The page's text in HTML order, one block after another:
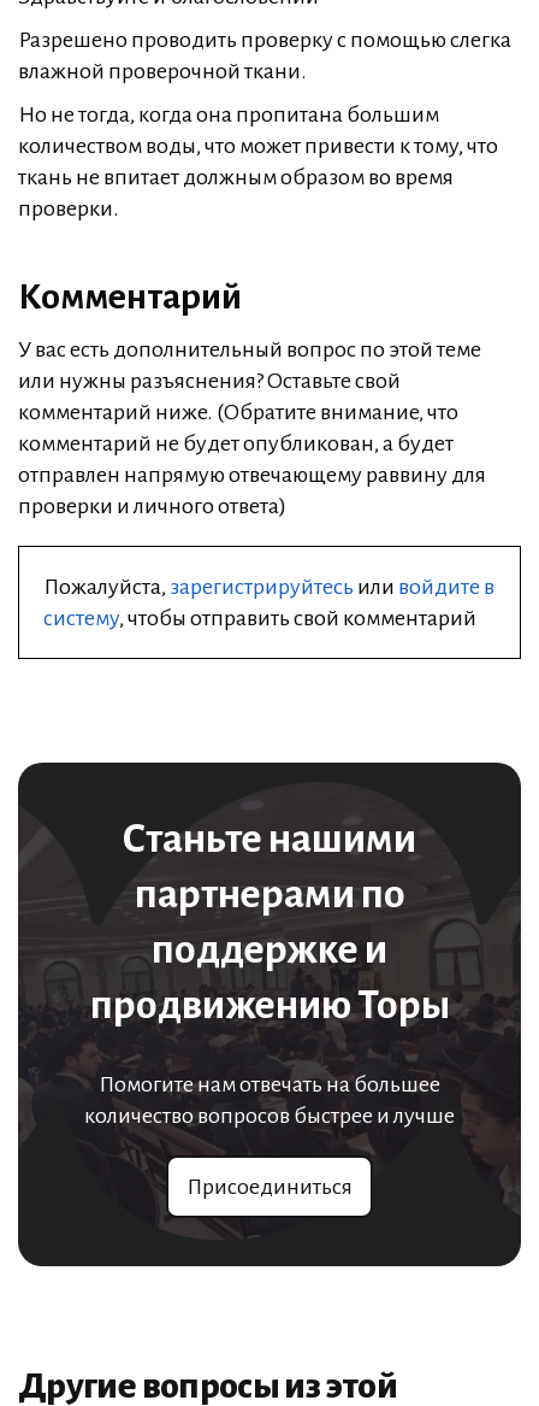
Разрешено проводить проверку с помощью слегка
влажной проверочной ткани.
Но не тогда, когда она пропитана большим
количеством воды, что может привести к тому, что
ткань не впитает должным образом во время
проверки.
Комментарий
У вас есть дополнительный вопрос по этой теме
или нужны разъяснения? Оставьте свой
комментарий ниже. (Обратите внимание, что
комментарий не будет опубликован, а будет
отправлен напрямую отвечающему раввину для
проверки и личного ответа)
Пожалуйста, зарегистрируйтесь или войдите в
систему, чтобы отправить свой комментарий
Станьте нашими
партнерами по
поддержке и
продвижению Торы
Помогите нам отвечать на большее
количество вопросов быстрее и лучше
Присоединиться
Другие вопросы из этой